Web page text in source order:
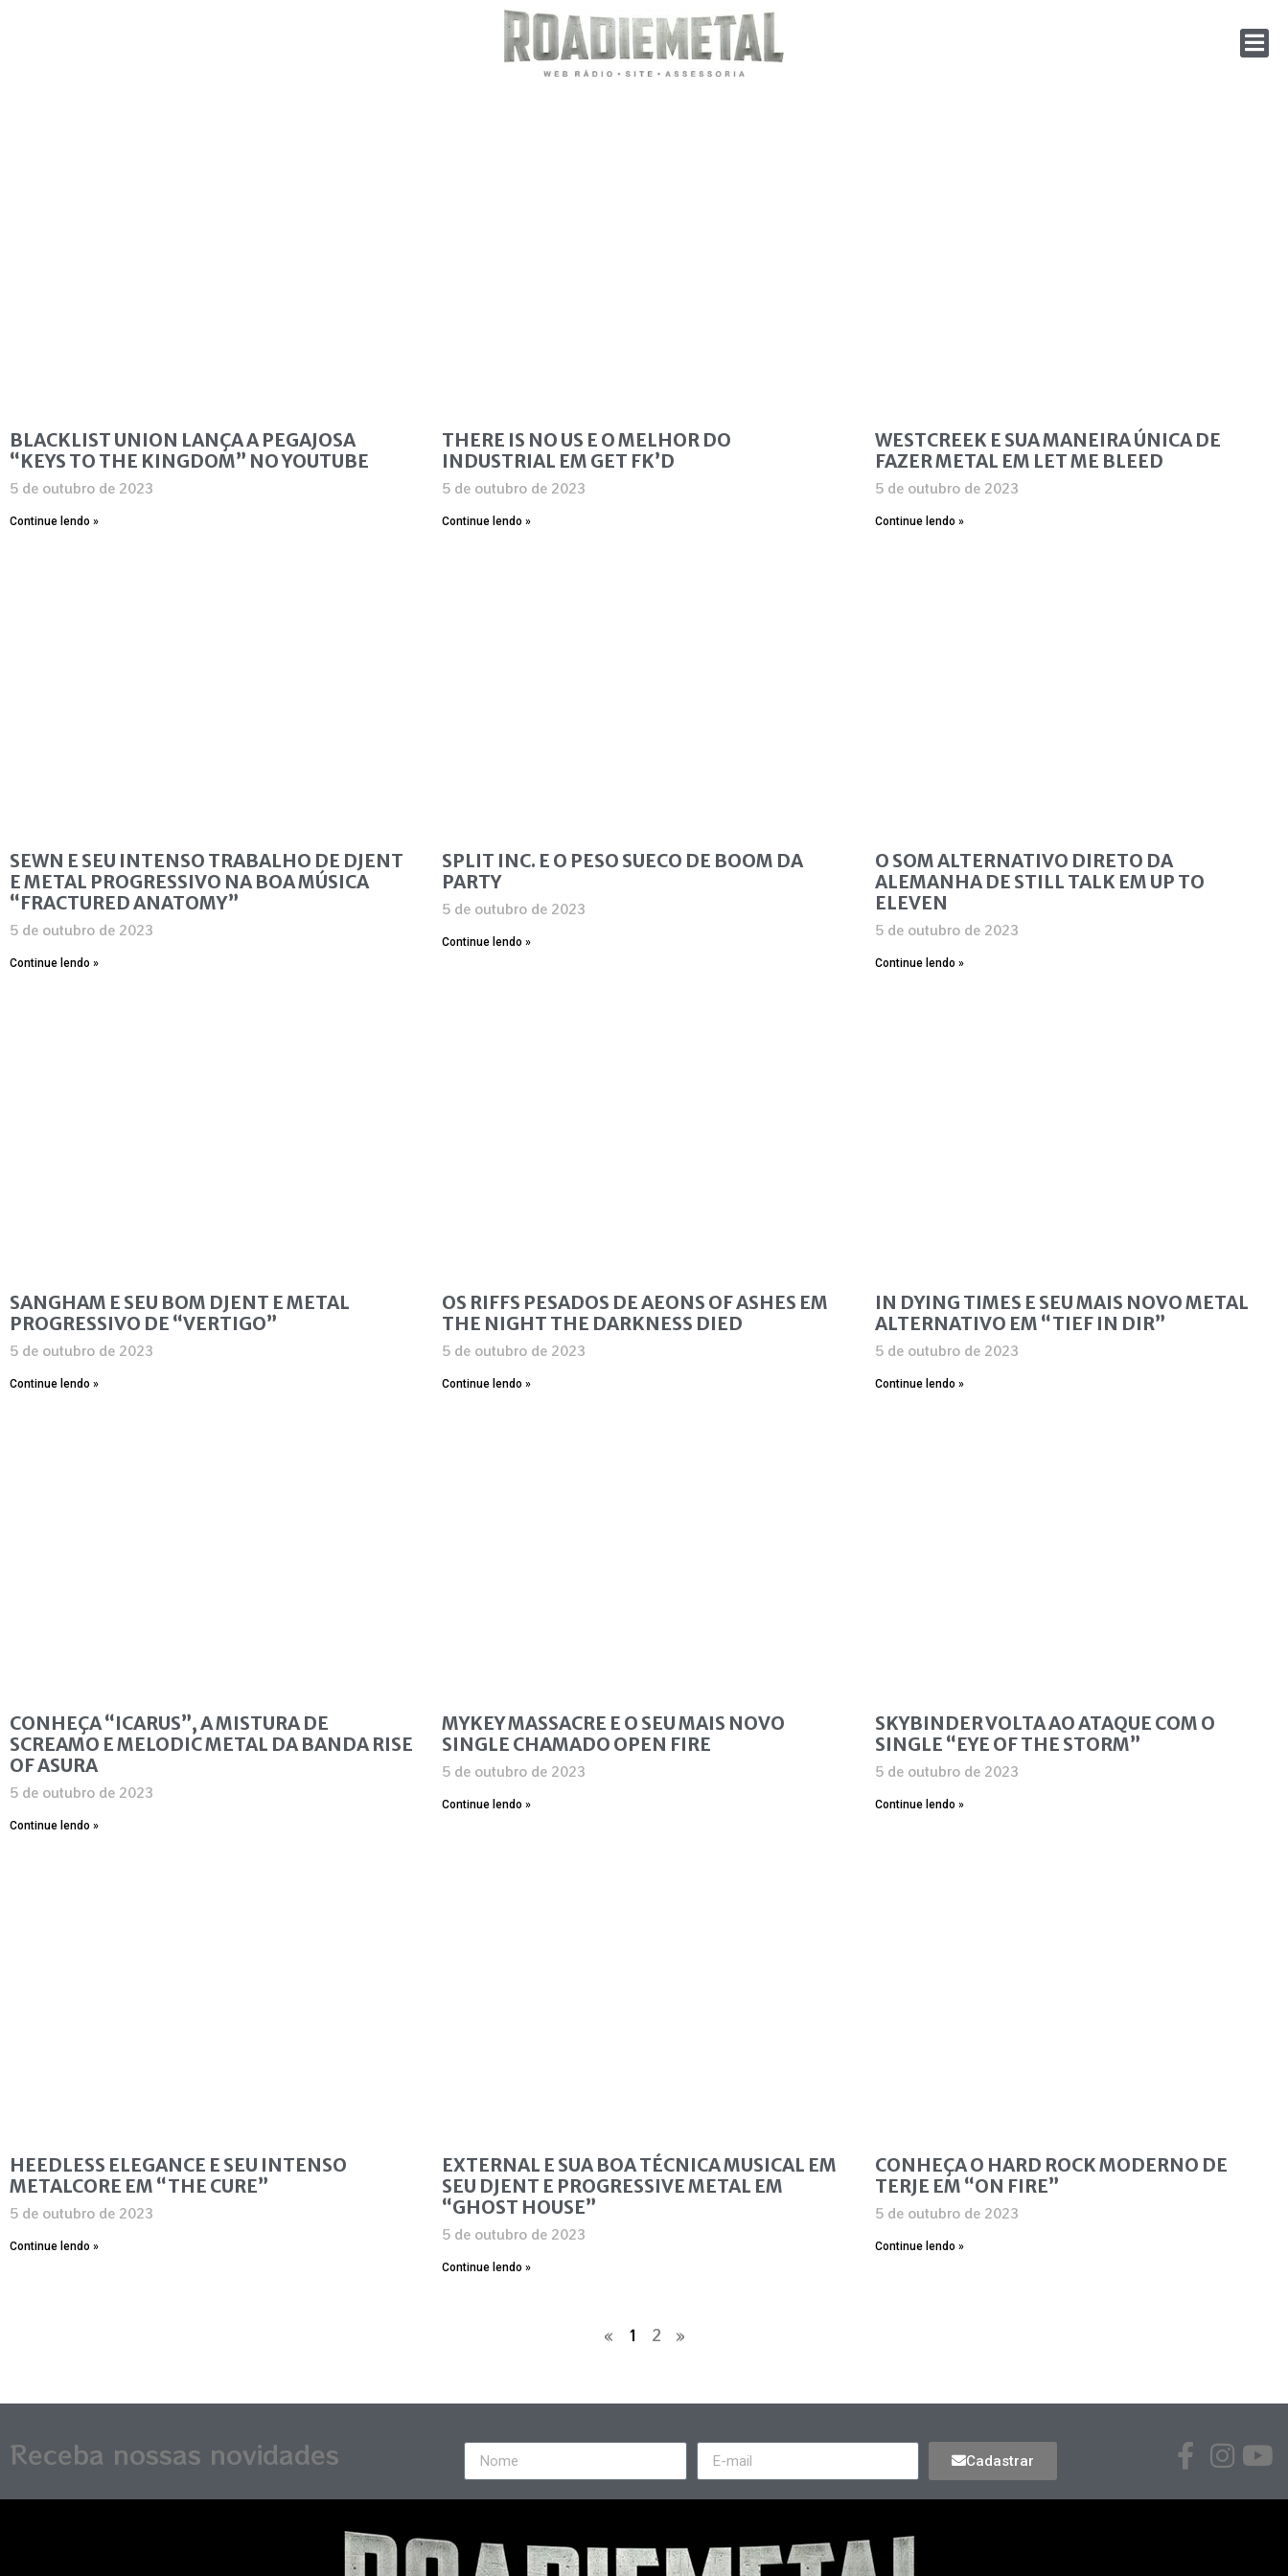
BLACKLIST UNION LANÇA A PEGAJOSA
“KEYS TO THE KINGDOM” NO YOUTUBE
5 de outubro de 2023
Continue lendo »
THERE IS NO US E O MELHOR DO
INDUSTRIAL EM GET FK’D
5 de outubro de 2023
Continue lendo »
WESTCREEK E SUA MANEIRA ÚNICA DE
FAZER METAL EM LET ME BLEED
5 de outubro de 2023
Continue lendo »
SEWN E SEU INTENSO TRABALHO DE DJENT
E METAL PROGRESSIVO NA BOA MÚSICA
“FRACTURED ANATOMY”
5 de outubro de 2023
Continue lendo »
SPLIT INC. E O PESO SUECO DE BOOM DA
PARTY
5 de outubro de 2023
Continue lendo »
O SOM ALTERNATIVO DIRETO DA
ALEMANHA DE STILL TALK EM UP TO
ELEVEN
5 de outubro de 2023
Continue lendo »
SANGHAM E SEU BOM DJENT E METAL
PROGRESSIVO DE “VERTIGO”
5 de outubro de 2023
Continue lendo »
OS RIFFS PESADOS DE AEONS OF ASHES EM
THE NIGHT THE DARKNESS DIED
5 de outubro de 2023
Continue lendo »
IN DYING TIMES E SEU MAIS NOVO METAL
ALTERNATIVO EM “TIEF IN DIR”
5 de outubro de 2023
Continue lendo »
CONHEÇA “ICARUS”, A MISTURA DE
SCREAMO E MELODIC METAL DA BANDA RISE
OF ASURA
5 de outubro de 2023
Continue lendo »
MYKEY MASSACRE E O SEU MAIS NOVO
SINGLE CHAMADO OPEN FIRE
5 de outubro de 2023
Continue lendo »
SKYBINDER VOLTA AO ATAQUE COM O
SINGLE “EYE OF THE STORM”
5 de outubro de 2023
Continue lendo »
HEEDLESS ELEGANCE E SEU INTENSO
METALCORE EM “THE CURE”
5 de outubro de 2023
Continue lendo »
EXTERNAL E SUA BOA TÉCNICA MUSICAL EM
SEU DJENT E PROGRESSIVE METAL EM
“GHOST HOUSE”
5 de outubro de 2023
Continue lendo »
CONHEÇA O HARD ROCK MODERNO DE
TERJE EM “ON FIRE”
5 de outubro de 2023
Continue lendo »
« 1 2 »
Receba nossas novidades Cadastrar